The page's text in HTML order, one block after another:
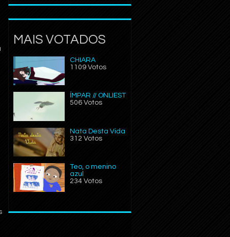
MAIS VOTADOS
CHIARA
1109 Votos
ÍMPAR // ONLIEST
506 Votos
Nata Desta Vida
312 Votos
Teo, o menino
azul
234 Votos